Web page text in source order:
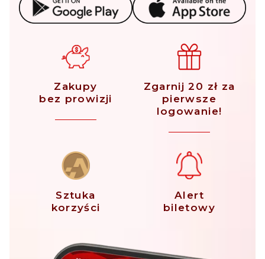
Zakupy
bez prowizji
Zgarnij 20 zł za
pierwsze
logowanie!
Sztuka
korzyści
Alert
biletowy